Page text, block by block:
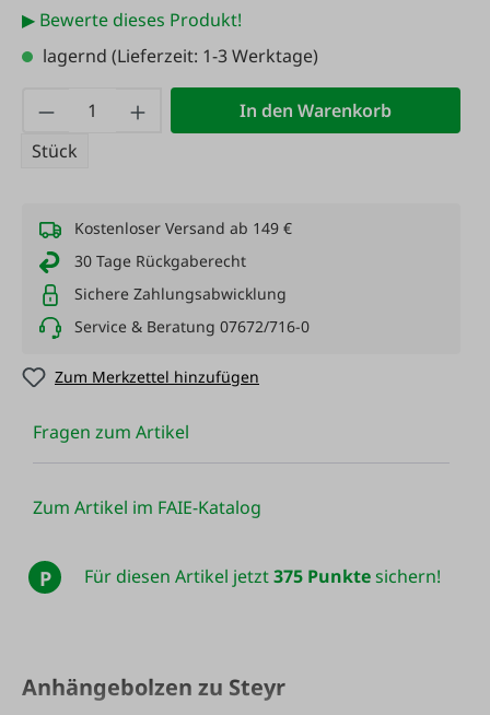
▶ Bewerte dieses Produkt!
lagernd (Lieferzeit: 1-3 Werktage)
Produkt Anzahl: Gib den gewünschten
Stück
In den Warenkorb
Kostenloser Versand ab 149 €
30 Tage Rückgaberecht
Sichere Zahlungsabwicklung
Service & Beratung 07672/716-0
Zum Merkzettel hinzufügen
Fragen zum Artikel
Zum Artikel im FAIE-Katalog
P Für diesen Artikel jetzt375 Punktesichern!
Anhängebolzen zu Steyr